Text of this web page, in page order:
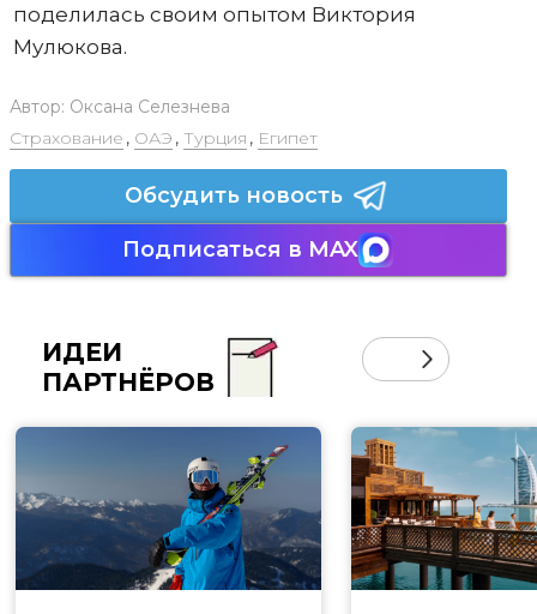
поделилась своим опытом Виктория
Мулюкова.
Автор: Оксана Селезнева
Страхование , ОАЭ , Турция , Египет
Обсудить новость
Подписаться в MAX
ИДЕИ
ПАРТНЁРОВ